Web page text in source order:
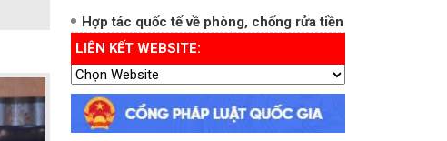
Những quy định xử lý kỷ luật đối với cán
bộ, công chức
Hợp tác quốc tế về phòng, chống rửa tiền
LIÊN KẾT WEBSITE: